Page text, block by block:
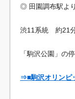
◎ 田園調布駅よ
渋11系統 約21
「駒沢公園」の
⇒■駒沢オリンピ